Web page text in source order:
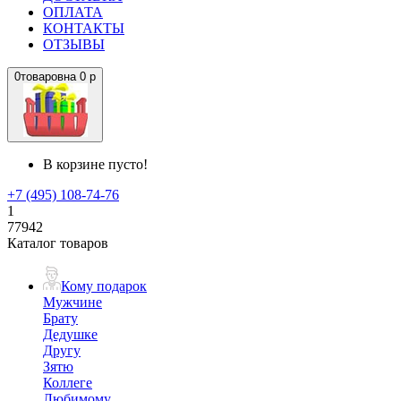
ОПЛАТА
КОНТАКТЫ
ОТЗЫВЫ
0товаровна 0 р
В корзине пусто!
+7 (495) 108-74-76
1
77942
Каталог товаров
Кому подарок
Мужчине
Брату
Дедушке
Другу
Зятю
Коллеге